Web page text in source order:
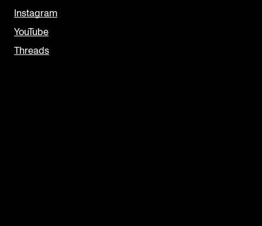
Instagram
YouTube
Threads